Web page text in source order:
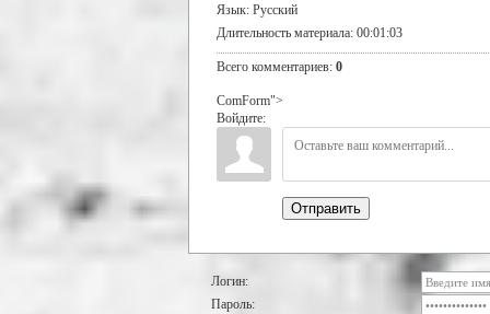
Язык: Русский
Длительность материала: 00:01:03
Всего комментариев: 0
ComForm">
Войдите:
Отправить
Логин:
Пароль: